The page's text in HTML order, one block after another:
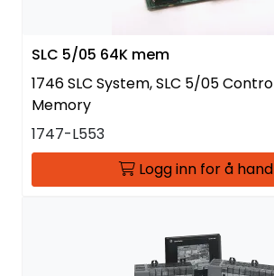
SLC 5/05 64K mem
1746 SLC System, SLC 5/05
Memory
1747-L553
Logg inn for å